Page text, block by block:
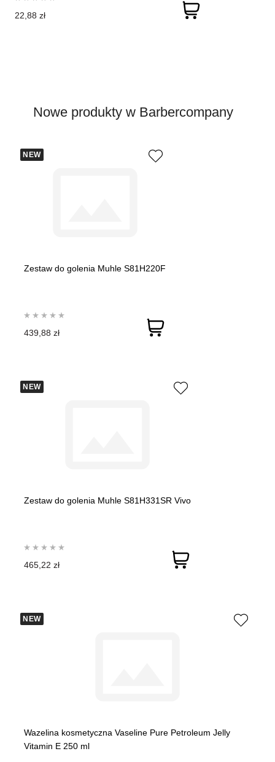
22,88 zł
Nowe produkty w Barbercompany
NEW
Zestaw do golenia Muhle S81H220F
439,88 zł
NEW
Zestaw do golenia Muhle S81H331SR Vivo
465,22 zł
NEW
Wazelina kosmetyczna Vaseline Pure Petroleum Jelly
Vitamin E 250 ml